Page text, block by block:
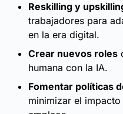
Reskilling y
trabajadores para
en la era digital.
Crear nuevos roles
humana con la IA.
Fomentar políticas
minimizar el